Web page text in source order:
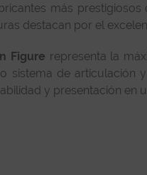
más
destacan por el
Figure representa la
sistema de
y presentación en